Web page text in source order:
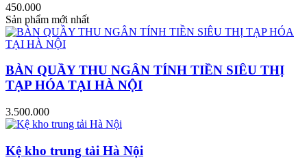
450.000
Sản phẩm mới nhất
BÀN QUẦY THU NGÂN TÍNH TIỀN SIÊU THỊ
TẠP HÓA TẠI HÀ NỘI
3.500.000
Kệ kho trung tải Hà Nội